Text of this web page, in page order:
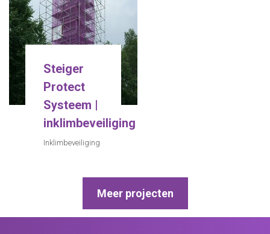
Steiger
Protect
Systeem |
inklimbeveiliging
Inklimbeveiliging
Meer projecten